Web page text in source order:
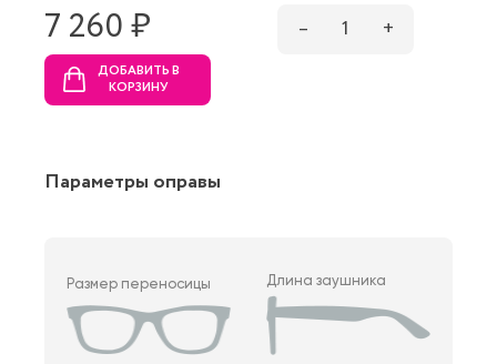
7 260 ₷ – 1 +
ДОБАВИТЬ В
КОРЗИНУ
Параметры оправы
Размер переносицы Длина заушника